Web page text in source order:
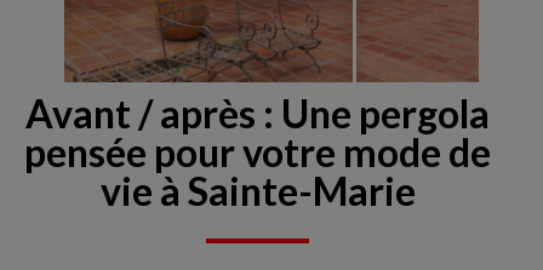
Avant / après : Une pergola
pensée pour votre mode de
vie à Sainte-Marie